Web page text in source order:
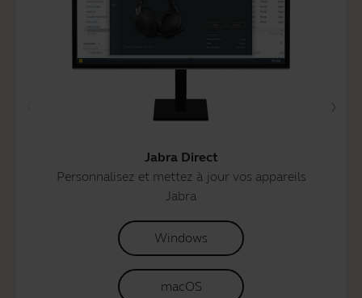
Jabra Direct
Personnalisez et mettez à jour vos appareils
Jabra
Windows
macOS